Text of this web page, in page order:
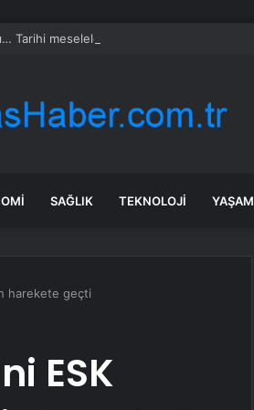
Tarihi meselelerde pusula net olmalı
SAĞLIK TEKNOLOJI YAŞAM
harekete geçti
ESK